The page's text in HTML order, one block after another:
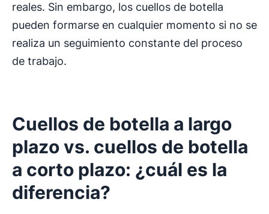
reales. Sin embargo, los cuellos de botella
pueden formarse en cualquier momento si no se
realiza un seguimiento constante del proceso
de trabajo.
Cuellos de botella a largo
plazovs. cuellos de botella
a corto plazo: ¿cuál es la
diferencia?